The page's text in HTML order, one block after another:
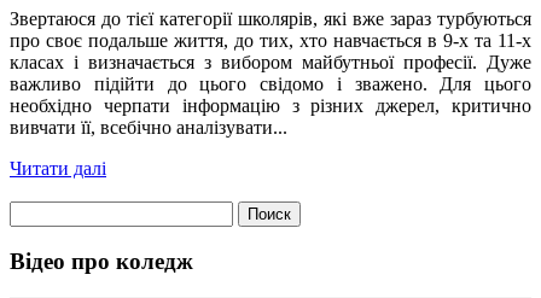
Звертаюся до тієї категорії школярів, які вже зараз турбуються
про своє подальше життя, до тих, хто навчається в 9-х та 11-х
класах і визначається з вибором майбутньої професії. Дуже
важливо підійти до цього свідомо і зважено. Для цього
необхідно черпати інформацію з різних джерел, критично
вивчати її, всебічно аналізувати...
Читати далі
Відео про коледж